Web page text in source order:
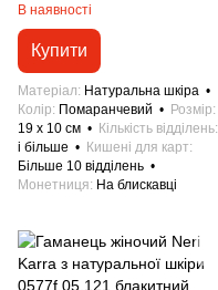
В наявності
Купити
Матеріал
Натуральна шкіра
Колір
Помаранчевий
Розмір
19 x 10 см
Кількість відділень
і більше
Кишені для карт
Більше 10 відділень
Монетниця
На блискавці